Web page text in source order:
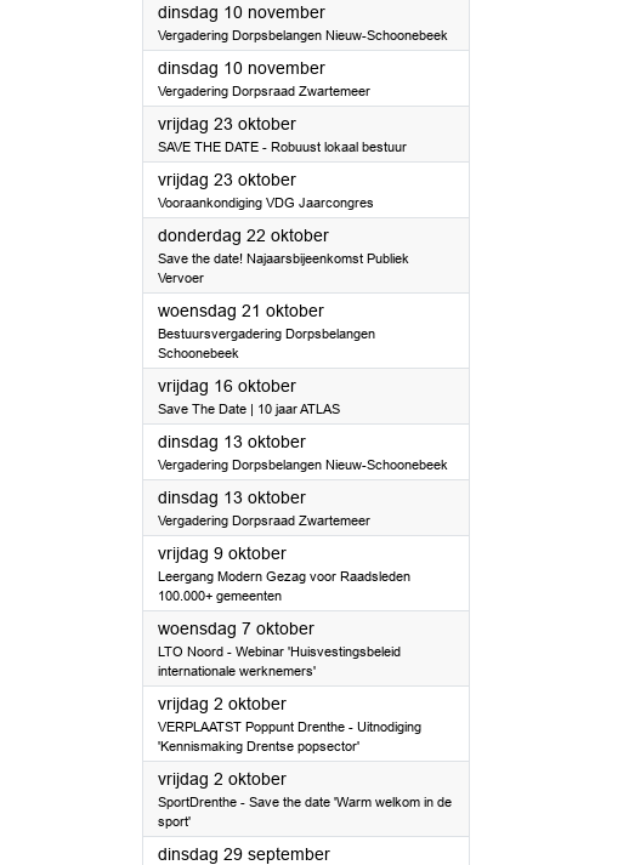
dinsdag 10 november2026
Vergadering Dorpsbelangen Nieuw-Schoonebeek
dinsdag 10 november2026
Vergadering Dorpsraad Zwartemeer
vrijdag 23 oktober2026
SAVE THE DATE - Robuust lokaal bestuur
vrijdag 23 oktober2026
Vooraankondiging VDG Jaarcongres
donderdag 22 oktober2026
Save the date! Najaarsbijeenkomst Publiek
Vervoer
woensdag 21 oktober2026
Bestuursvergadering Dorpsbelangen
Schoonebeek
vrijdag 16 oktober2026
Save The Date | 10 jaar ATLAS
dinsdag 13 oktober2026
Vergadering Dorpsbelangen Nieuw-Schoonebeek
dinsdag 13 oktober2026
Vergadering Dorpsraad Zwartemeer
vrijdag 9 oktober2026
Leergang Modern Gezag voor Raadsleden
100.000+ gemeenten
woensdag 7 oktober2026
LTO Noord - Webinar 'Huisvestingsbeleid
internationale werknemers'
vrijdag 2 oktober2026
VERPLAATST Poppunt Drenthe - Uitnodiging
'Kennismaking Drentse popsector'
vrijdag 2 oktober2026
SportDrenthe - Save the date 'Warm welkom in de
sport'
dinsdag 29 september2026